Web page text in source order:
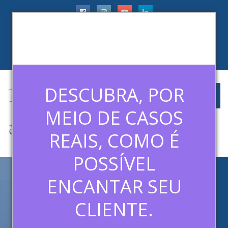
DESCUBRA, POR
MEIO DE CASOS
REAIS, COMO É
POSSÍVEL
ENCANTAR SEU
CLIENTE.
CASO REAL DE
ENCANTAMENTO DE CLIENTE